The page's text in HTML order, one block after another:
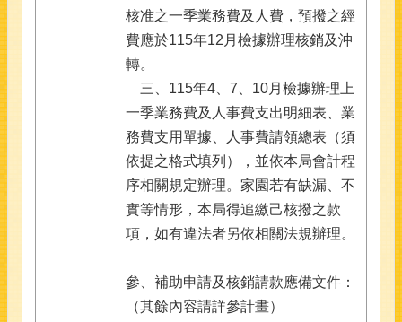
核准之一季業務費及人費，預撥之經
費應於115年12月檢據辦理核銷及沖
轉。
三、115年4、7、10月檢據辦理上
一季業務費及人事費支出明細表、業
務費支用單據、人事費請領總表（須
依提之格式填列），並依本局會計程
序相關規定辦理。家園若有缺漏、不
實等情形，本局得追繳己核撥之款
項，如有違法者另依相關法規辦理。
參、補助申請及核銷請款應備文件：
（其餘內容請詳參計畫）